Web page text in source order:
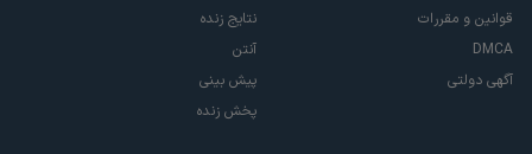
قوانین و مقررات
DMCA
آگهی دولتی
نتایج زنده
آنتن
پیش بینی
پخش زنده